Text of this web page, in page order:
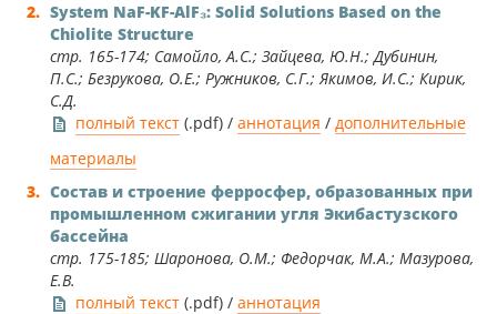
System NaF-KF-AlF₃: Solid Solutions Based on the
Сhiolite Structure
стр. 165-174; Самойло, А.С.; Зайцева, Ю.Н.; Дубинин,
П.С.; Безрукова, О.Е.; Ружников, С.Г.; Якимов, И.С.; Кирик,
С.Д.
полный текст (.pdf) / аннотация / дополнительные
материалы
Состав и строение ферросфер, образованных при
промышленном сжигании угля Экибастузского
бассейна
стр. 175-185; Шаронова, О.М.; Федорчак, М.А.; Мазурова,
Е.В.
полный текст (.pdf) / аннотация